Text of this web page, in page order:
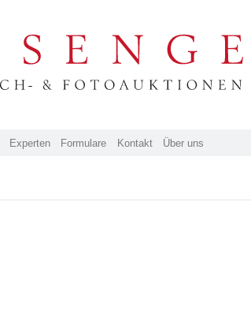
Experten Formulare Kontakt Über uns